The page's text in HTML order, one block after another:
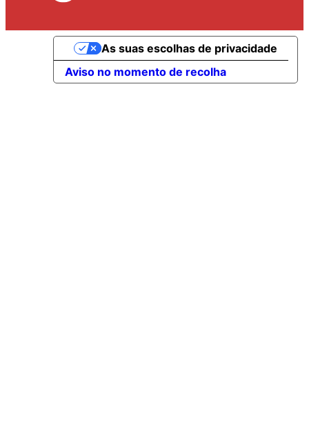
Aviso no momento de recolha
As suas escolhas de privacidade